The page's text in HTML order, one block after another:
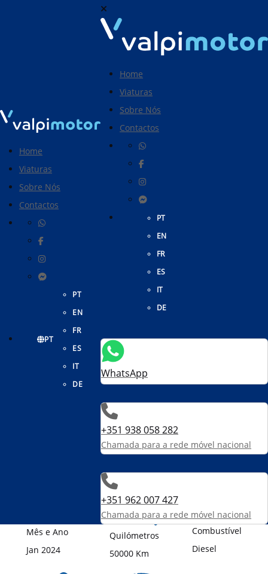
Home
Viaturas
Sobre Nós
Contactos
PT
PT
EN
FR
ES
IT
DE
Home
Viaturas
Sobre Nós
Contactos
PT
EN
FR
ES
IT
DE
WhatsApp
+351 938 058 282
Chamada para a rede móvel nacional
+351 962 007 427
Chamada para a rede móvel nacional
1.5 BlueHDi Active Pack EAT8
23 950 €
Mês e Ano
Jan 2024
Quilómetros
50000 Km
Combustível
Diesel